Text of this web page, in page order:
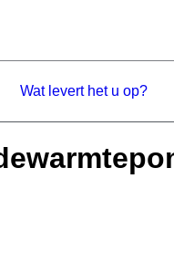
Wat levert het u op?